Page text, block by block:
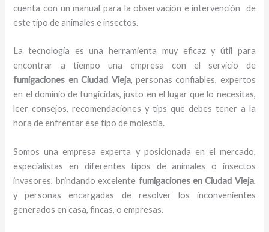
cuenta con un manual para la observación e intervención de
este tipo de animales e insectos.
La tecnología es una herramienta muy eficaz y útil para
encontrar a tiempo una empresa con el servicio de
fumigaciones en Ciudad Vieja, personas confiables, expertos
en el dominio de fungicidas, justo en el lugar que lo necesitas,
leer consejos, recomendaciones y tips que debes tener a la
hora de enfrentar ese tipo de molestia.
Somos una empresa experta y posicionada en el mercado,
especialistas en diferentes tipos de animales o insectos
invasores, brindando excelente fumigacionesen Ciudad Vieja,
y personas encargadas de resolver los inconvenientes
generados en casa, fincas, o empresas.